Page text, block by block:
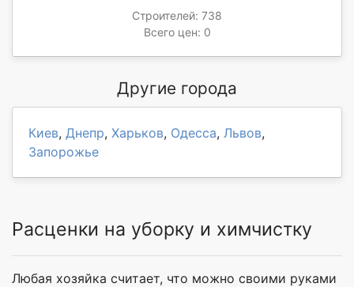
Строителей: 738
Всего цен: 0
Другие города
Киев, Днепр, Харьков, Одесса, Львов,
Запорожье
Расценки на уборку и химчистку
Любая хозяйка считает, что можно своими руками